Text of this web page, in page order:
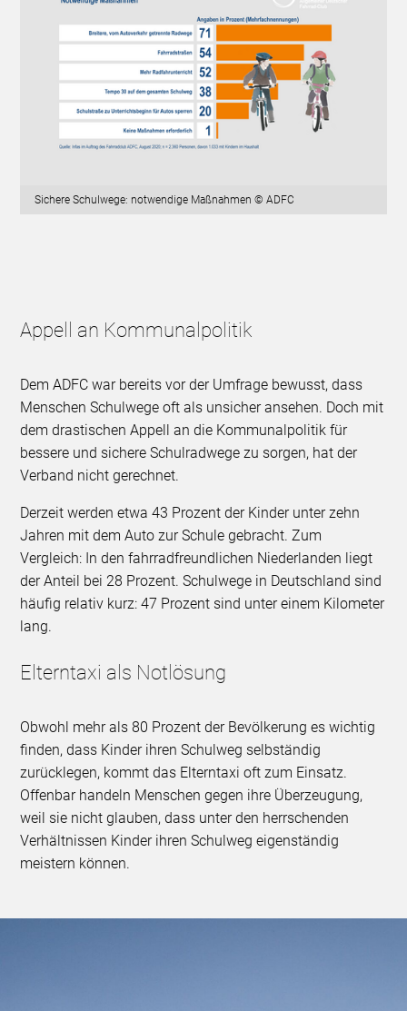
Sichere Schulwege: notwendige Maßnahmen © ADFC
Appell an Kommunalpolitik
Dem ADFC war bereits vor der Umfrage bewusst, dass
Menschen Schulwege oft als unsicher ansehen. Doch mit
dem drastischen Appell an die Kommunalpolitik für
bessere und sichere Schulradwege zu sorgen, hat der
Verband nicht gerechnet.
Derzeit werden etwa 43 Prozent der Kinder unter zehn
Jahren mit dem Auto zur Schule gebracht. Zum
Vergleich: In den fahrradfreundlichen Niederlanden liegt
der Anteil bei 28 Prozent. Schulwege in Deutschland sind
häufig relativ kurz: 47 Prozent sind unter einem Kilometer
lang.
Elterntaxi als Notlösung
Obwohl mehr als 80 Prozent der Bevölkerung es wichtig
finden, dass Kinder ihren Schulweg selbständig
zurücklegen, kommt das Elterntaxi oft zum Einsatz.
Offenbar handeln Menschen gegen ihre Überzeugung,
weil sie nicht glauben, dass unter den herrschenden
Verhältnissen Kinder ihren Schulweg eigenständig
meistern können.